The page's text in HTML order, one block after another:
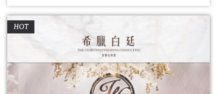
馬德里讓你不思議。
HOT